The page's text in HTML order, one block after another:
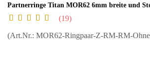
Partnerringe Titan MOR62 6mm breite und
19
(Art.Nr.: MOR62-Ringpaar-Z-RM-RM-Ohne